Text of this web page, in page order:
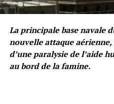
La principale base navale
nouvelle attaque
d’une paralysie de l’aide
au bord de la famine.